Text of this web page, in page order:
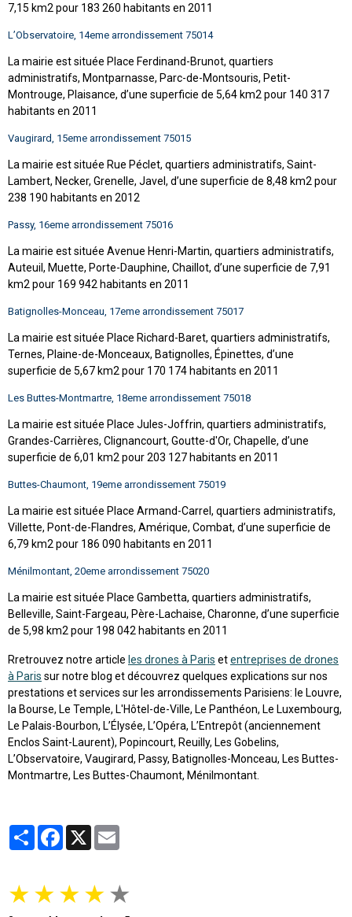
7,15 km2 pour 183 260 habitants en 2011
L’Observatoire, 14eme arrondissement 75014
La mairie est située Place Ferdinand-Brunot, quartiers
administratifs, Montparnasse, Parc-de-Montsouris, Petit-
Montrouge, Plaisance, d’une superficie de 5,64 km2 pour 140 317
habitants en 2011
Vaugirard, 15eme arrondissement 75015
La mairie est située Rue Péclet, quartiers administratifs, Saint-
Lambert, Necker, Grenelle, Javel, d’une superficie de 8,48 km2 pour
238 190 habitants en 2012
Passy, 16eme arrondissement 75016
La mairie est située Avenue Henri-Martin, quartiers administratifs,
Auteuil, Muette, Porte-Dauphine, Chaillot, d’une superficie de 7,91
km2 pour 169 942 habitants en 2011
Batignolles-Monceau, 17eme arrondissement 75017
La mairie est située Place Richard-Baret, quartiers administratifs,
Ternes, Plaine-de-Monceaux, Batignolles, Épinettes, d’une
superficie de 5,67 km2 pour 170 174 habitants en 2011
Les Buttes-Montmartre, 18eme arrondissement 75018
La mairie est située Place Jules-Joffrin, quartiers administratifs,
Grandes-Carrières, Clignancourt, Goutte-d'Or, Chapelle, d’une
superficie de 6,01 km2 pour 203 127 habitants en 2011
Buttes-Chaumont, 19eme arrondissement 75019
La mairie est située Place Armand-Carrel, quartiers administratifs,
Villette, Pont-de-Flandres, Amérique, Combat, d’une superficie de
6,79 km2 pour 186 090 habitants en 2011
Ménilmontant, 20eme arrondissement 75020
La mairie est située Place Gambetta, quartiers administratifs,
Belleville, Saint-Fargeau, Père-Lachaise, Charonne, d’une superficie
de 5,98 km2 pour 198 042 habitants en 2011
Rretrouvez notre article les drones à Paris etentreprises de drones
à Paris sur notre blog et découvrez quelques explications sur nos
prestations et services sur les arrondissements Parisiens: le Louvre,
la Bourse, Le Temple, L'Hôtel-de-Ville, Le Panthéon, Le Luxembourg,
Le Palais-Bourbon, L’Élysée, L’Opéra, L’Entrepôt (anciennement
Enclos Saint-Laurent), Popincourt, Reuilly, Les Gobelins,
L’Observatoire, Vaugirard, Passy, Batignolles-Monceau, Les Buttes-
Montmartre, Les Buttes-Chaumont, Ménilmontant.
PartagerFacebook
X
★★★★★